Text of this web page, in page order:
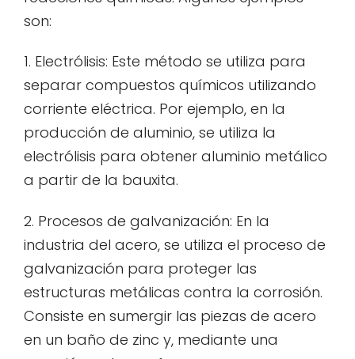
son:
1. Electrólisis: Este método se utiliza para
separar compuestos químicos utilizando
corriente eléctrica. Por ejemplo, en la
producción de aluminio, se utiliza la
electrólisis para obtener aluminio metálico
a partir de la bauxita.
2. Procesos de galvanización: En la
industria del acero, se utiliza el proceso de
galvanización para proteger las
estructuras metálicas contra la corrosión.
Consiste en sumergir las piezas de acero
en un baño de zinc y, mediante una